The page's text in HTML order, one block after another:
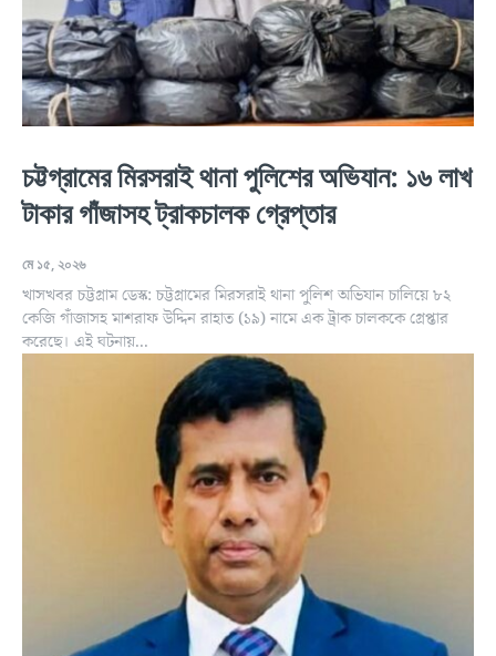
চট্টগ্রামের মিরসরাই থানা পুলিশের অভিযান: ১৬ লাখ
টাকার গাঁজাসহ ট্রাকচালক গ্রেপ্তার
মে ১৫, ২০২৬
খাসখবর চট্টগ্রাম ডেস্ক: চট্টগ্রামের মিরসরাই থানা পুলিশ অভিযান চালিয়ে ৮২
কেজি গাঁজাসহ মাশরাফ উদ্দিন রাহাত (১৯) নামে এক ট্রাক চালককে গ্রেপ্তার
করেছে। এই ঘটনায়...